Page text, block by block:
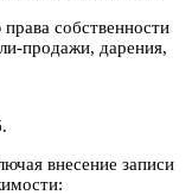
собственности
продажи, дарения,
внесение записи